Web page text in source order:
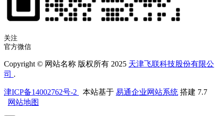
关注
官方微信
Copyright © 网站名称 版权所有 2025 天津飞联科技股份有限公
司 .
津ICP备14002762号-2 本站基于 易通企业网站系统 搭建 7.7
网站地图